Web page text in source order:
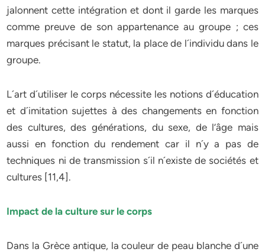
jalonnent cette intégration et dont il garde les marques
comme preuve de son appartenance au groupe ; ces
marques précisant le statut, la place de l´individu dans le
groupe.
L´art d´utiliser le corps nécessite les notions d´éducation
et d´imitation sujettes à des changements en fonction
des cultures, des générations, du sexe, de l’âge mais
aussi en fonction du rendement car il n´y a pas de
techniques ni de transmission s´il n´existe de sociétés et
cultures [11,4].
Impact de la culture sur le corps
Dans la Grèce antique, la couleur de peau blanche d´une